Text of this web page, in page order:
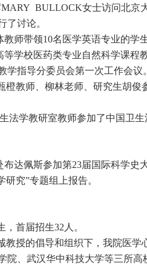
BULLOCK女士访问北京
了讨论。
师带领10名医学英语专业的学
等学校医药类专业自然科学课
指导分委员会第一次工作会议。
橙教师、柳林老师、研究生胡
法学教研室教师参加了中国卫生
布达佩斯参加第23届国际科学
究”专题组上报告。
首届招生32人。
教授的倡导和组织下，我院医
、武汉华中科技大学等三所高